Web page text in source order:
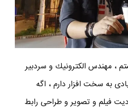
، مهندس الكترونيك و سردبير
به سخت افزار دارم ، اگه
فیلم و تصویر و طراحی رابط